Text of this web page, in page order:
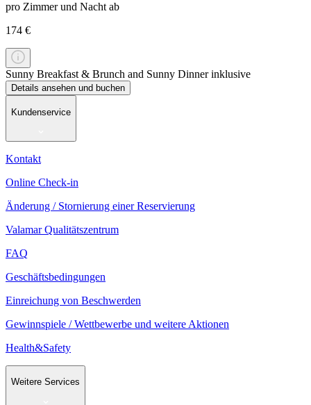
pro Zimmer und Nacht ab
174 €
Sunny Breakfast & Brunch and Sunny Dinner inklusive
Details ansehen und buchen
Kundenservice
Kontakt
Online Check-in
Änderung / Stornierung einer Reservierung
Valamar Qualitätszentrum
FAQ
Geschäftsbedingungen
Einreichung von Beschwerden
Gewinnspiele / Wettbewerbe und weitere Aktionen
Health&Safety
Weitere Services